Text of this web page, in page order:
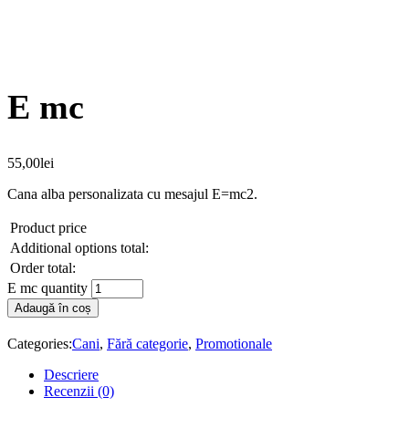
E mc
55,00lei
Cana alba personalizata cu mesajul E=mc2.
Product price
Additional options total:
Order total:
E mc quantity
Adaugă în coș
Categories:Cani, Fără categorie, Promotionale
Descriere
Recenzii (0)